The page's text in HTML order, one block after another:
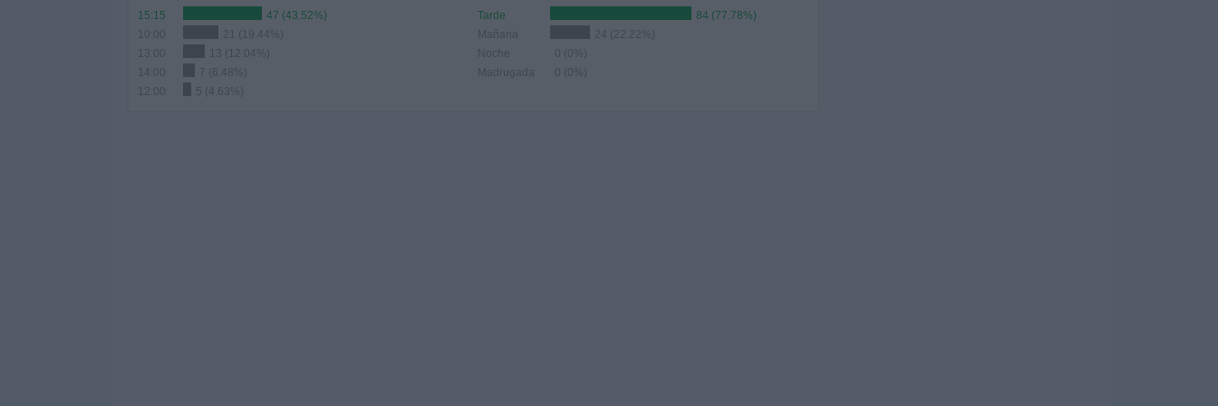
15:15
47 (43.52%)
21 (19.44%)
13:00
13 (12.04%)
7 (6.48%)
12:00
5 (4.63%)
Tarde
84 (77.78%)
Mañana
24 (22.22%)
Noche
0 (0%)
Madrugada
0 (0%)